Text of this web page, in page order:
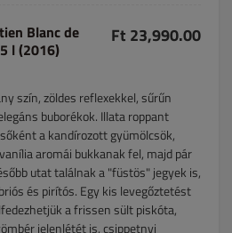
Blanc de
l (2016)
Ft 23,990.00
szín, zöldes reflexekkel, sűrűn
buborékok. Illata roppant
a kandírozott gyümölcsök,
aromái bukkanak fel, majd pár
utat találnak a "füstös" jegyek is,
és pirítós. Egy kis levegőztetést
a frissen sült piskóta,
jelenlétét is, csippetnyi